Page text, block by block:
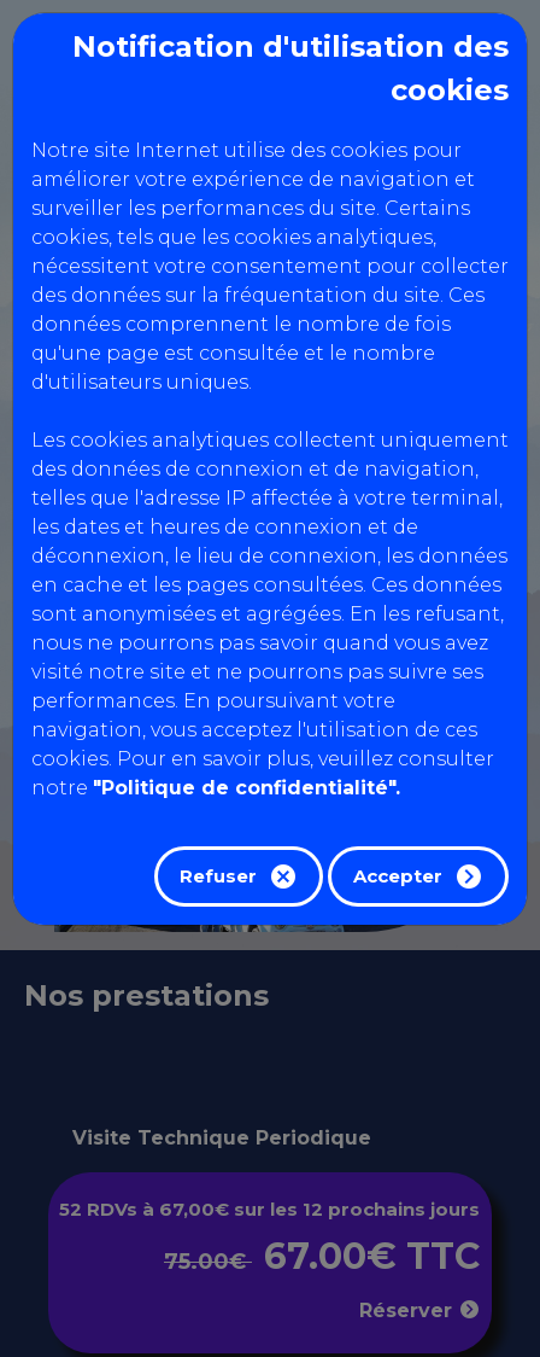
Notification d'utilisation des
cookies
Notre site Internet utilise des cookies pour
améliorer votre expérience de navigation et
surveiller les performances du site. Certains
cookies, tels que les cookies analytiques,
nécessitent votre consentement pour collecter
des données sur la fréquentation du site. Ces
données comprennent le nombre de fois
qu'une page est consultée et le nombre
d'utilisateurs uniques.
Les cookies analytiques collectent uniquement
des données de connexion et de navigation,
telles que l'adresse IP affectée à votre terminal,
les dates et heures de connexion et de
déconnexion, le lieu de connexion, les données
en cache et les pages consultées. Ces données
sont anonymisées et agrégées. En les refusant,
nous ne pourrons pas savoir quand vous avez
visité notre site et ne pourrons pas suivre ses
performances. En poursuivant votre
navigation, vous acceptez l'utilisation de ces
cookies. Pour en savoir plus, veuillez consulter
notre "Politique de confidentialité".
Refuser Accepter
CONTROLE
TECHNIQUE
POMAREZIEN
197 Avenue du Stade,
40360 POMAREZ
0558744852
Réservation Véhicules Légers
Information: Pour les véhicules GPL,
rendez-vous uniquement par
téléphone.
Nos prestations
Visite Technique Periodique
52 RDVs à 67,00€ sur les 12 prochains jours
75.00€ 67.00€ TTC
Réserver